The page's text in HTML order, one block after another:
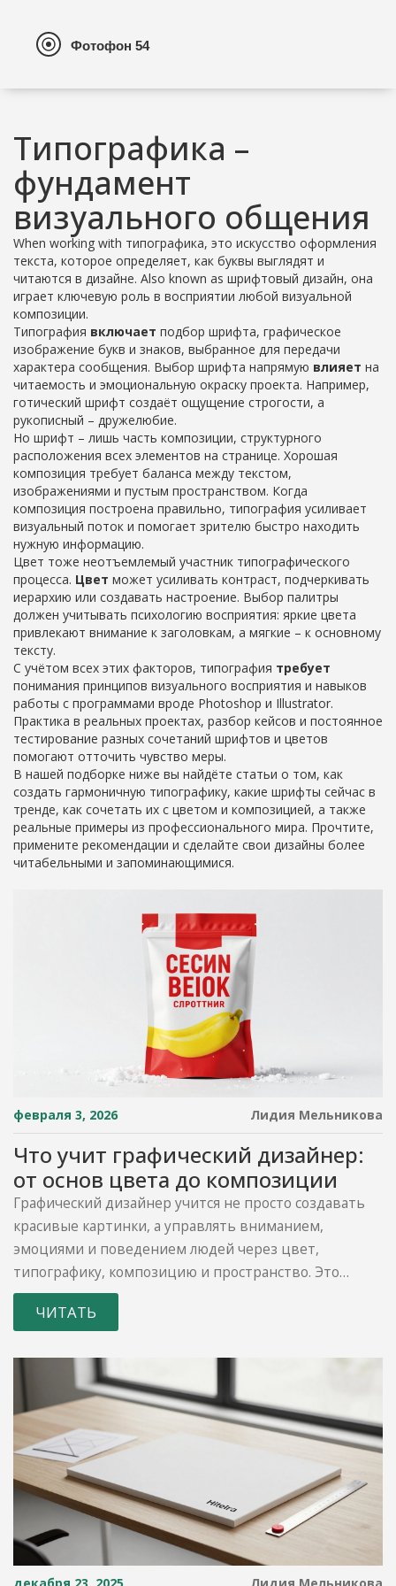
Типографика –
фундамент
визуального общения
When working with типографика, это искусство оформления
текста, которое определяет, как буквы выглядят и
читаются в дизайне. Also known as шрифтовый дизайн, она
играет ключевую роль в восприятии любой визуальной
композиции.
Типография включает подбор шрифта, графическое
изображение букв и знаков, выбранное для передачи
характера сообщения. Выбор шрифта напрямую влияет на
читаемость и эмоциональную окраску проекта. Например,
готический шрифт создаёт ощущение строгости, а
рукописный – дружелюбие.
Но шрифт – лишь часть композиции, структурного
расположения всех элементов на странице. Хорошая
композиция требует баланса между текстом,
изображениями и пустым пространством. Когда
композиция построена правильно, типография усиливает
визуальный поток и помогает зрителю быстро находить
нужную информацию.
Цвет тоже неотъемлемый участник типографического
процесса. Цвет может усиливать контраст, подчеркивать
иерархию или создавать настроение. Выбор палитры
должен учитывать психологию восприятия: яркие цвета
привлекают внимание к заголовкам, а мягкие – к основному
тексту.
С учётом всех этих факторов, типография требует
понимания принципов визуального восприятия и навыков
работы с программами вроде Photoshop и Illustrator.
Практика в реальных проектах, разбор кейсов и постоянное
тестирование разных сочетаний шрифтов и цветов
помогают отточить чувство меры.
В нашей подборке ниже вы найдёте статьи о том, как
создать гармоничную типографику, какие шрифты сейчас в
тренде, как сочетать их с цветом и композицией, а также
реальные примеры из профессионального мира. Прочтите,
примените рекомендации и сделайте свои дизайны более
читабельными и запоминающимися.
февраля 3, 2026 Лидия Мельникова
Что учит графический дизайнер:
от основ цвета до композиции
Графический дизайнер учится не просто создавать
красивые картинки, а управлять вниманием,
эмоциями и поведением людей через цвет,
типографику, композицию и пространство. Это
система знаний, а не навыки программ.
ЧИТАТЬ